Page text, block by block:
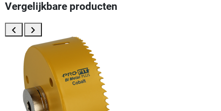
Vergelijkbare producten